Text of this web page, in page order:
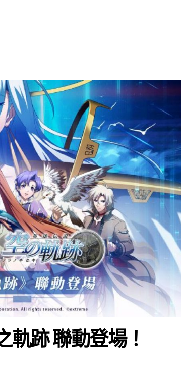
軌跡 聯動登場！